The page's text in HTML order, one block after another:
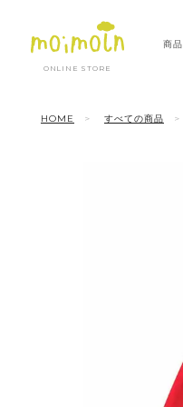
ONLINE STORE
商品
HOME すべての商品